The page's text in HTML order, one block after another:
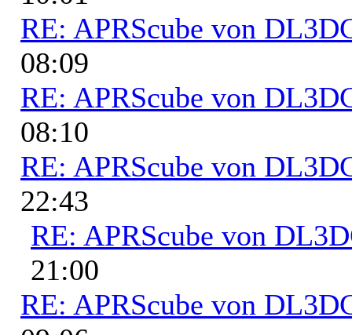
RE: APRScube von
08:09
RE: APRScube von
08:10
RE: APRScube von
22:43
RE: APRScube von
21:00
RE: APRScube von